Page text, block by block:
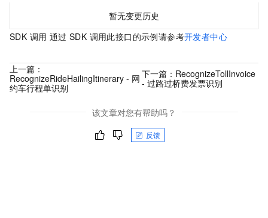
暂无变更历史
SDK 调用 通过 SDK 调用此接口的示例请参考开发者中心
上一篇：
RecognizeRideHailingItinerary - 网
约车行程单识别
下一篇： RecognizeTollInvoice
- 过路过桥费发票识别
该文章对您有帮助吗？
反馈